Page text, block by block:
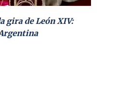
gira de León XIV: